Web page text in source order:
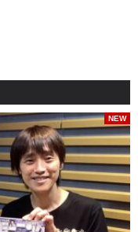
NEW